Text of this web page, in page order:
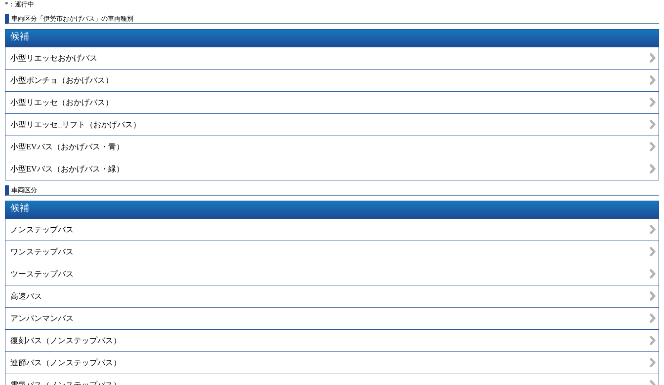
*：運行中
車両区分「伊勢市おかげバス」の車両種別
候補
小型リエッセおかげバス
小型ポンチョ（おかげバス）
小型リエッセ（おかげバス）
小型リエッセ_リフト（おかげバス）
小型EVバス（おかげバス・青）
小型EVバス（おかげバス・緑）
車両区分
候補
ノンステップバス
ワンステップバス
ツーステップバス
高速バス
アンパンマンバス
復刻バス（ノンステップバス）
連節バス（ノンステップバス）